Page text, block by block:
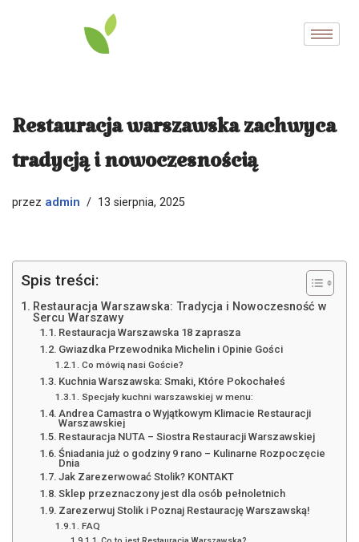
Restauracja warszawska zachwyca
tradycją i nowoczesnością
przez admin 13 sierpnia, 2025
Spis treści:
Restauracja Warszawska: Tradycja i Nowoczesność w
Sercu Warszawy
Restauracja Warszawska 18 zaprasza
Gwiazdka Przewodnika Michelin i Opinie Gości
Co mówią nasi Goście?
Kuchnia Warszawska: Smaki, Które Pokochałeś
Specjały kuchni warszawskiej w menu:
Andrea Camastra o Wyjątkowym Klimacie Restauracji
Warszawskiej
Restauracja NUTA – Siostra Restauracji Warszawskiej
Śniadania już o godziny 9 rano – Kulinarne Rozpoczęcie
Dnia
Jak Zarezerwować Stolik? KONTAKT
Sklep przeznaczony jest dla osób pełnoletnich
Zarezerwuj Stolik i Poznaj Restaurację Warszawską!
FAQ